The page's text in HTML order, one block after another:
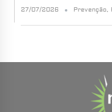
27/07/2026 Prevenção,